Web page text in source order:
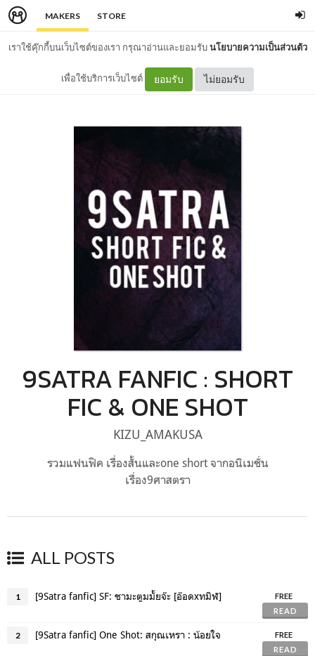
MAKERS STORE
เราใช้คุ๊กกี้บนเว็บไซต์ของเรา กรุณาอ่านและยอมรับนโยบายความเป็นส่วนตัว
เพื่อใช้บริการเว็บไซต์ ยอมรับ ไม่ยอมรับ
9SATRA FANFIC : SHORT
FIC & ONE SHOT
KIZU_AMAKUSA
รวมแฟนฟิค เรื่องสั้นและone short จากอนิเมชั่น
เรื่อง9ศาสตรา
ALL POSTS
1 [9Satra fanfic] SF: ชามะตูมมั้ยจ๊ะ [อ๊อดxทมิฬ]
FREE
READ
2 [9Satra fanfic] One Shot: สกุณเหรา : น้อยใจ
FREE
READ